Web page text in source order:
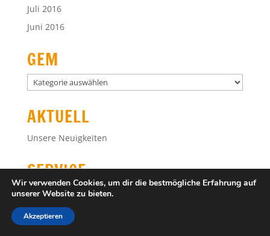
Unsere Neuigkeiten
Krankmeldung
Downloads
Fakten
Personen
Schulprogramm
Oberstufe
Wir verwenden Cookies, um dir die bestmögliche Erfahrung auf
unserer Website zu bieten.
Akzeptieren